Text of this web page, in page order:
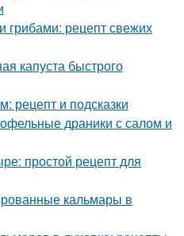
грибами: рецепт свежих
капуста быстрого
рецепт и подсказки
драники с салом и
простой рецепт для
кальмары в